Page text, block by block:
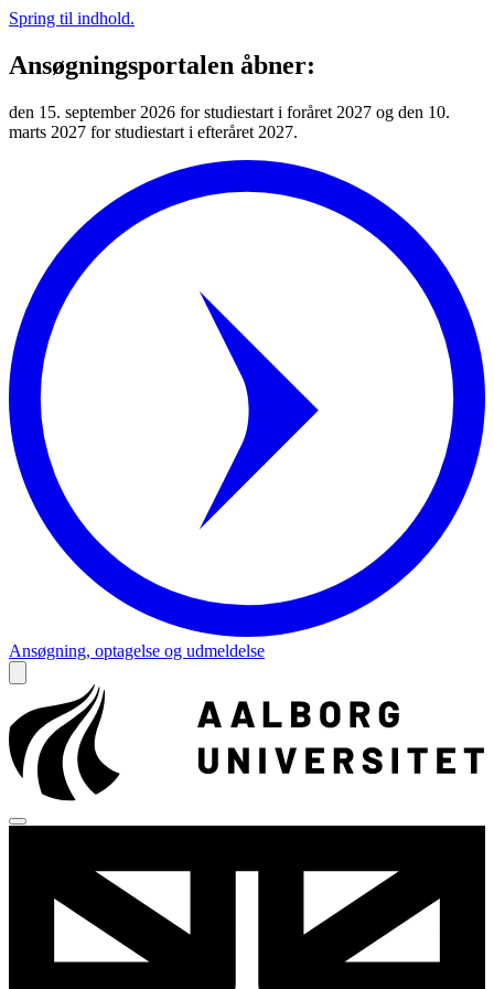
Spring til indhold.
Ansøgningsportalen åbner:
den 15. september 2026 for studiestart i foråret 2027 og den 10.
marts 2027 for studiestart i efteråret 2027.
Ansøgning, optagelse og udmeldelse